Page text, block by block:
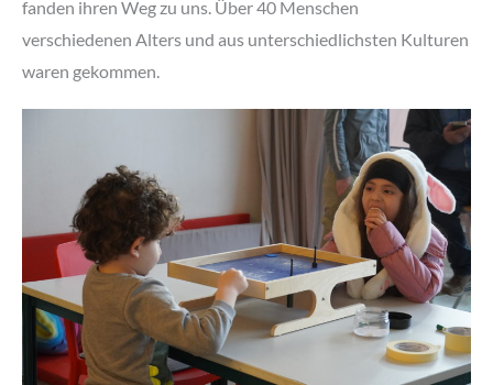
fanden ihren Weg zu uns. Über 40 Menschen
verschiedenen Alters und aus unterschiedlichsten Kulturen
waren gekommen.